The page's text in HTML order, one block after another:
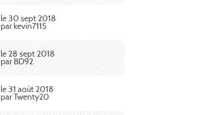
le 30 sept 2018
par kevin7115
le 28 sept 2018
par BD92
le 31 août 2018
par Twenty20